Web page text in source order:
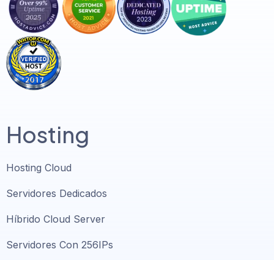
Hosting
Hosting Cloud
Servidores Dedicados
Híbrido Cloud Server
Servidores Con 256IPs